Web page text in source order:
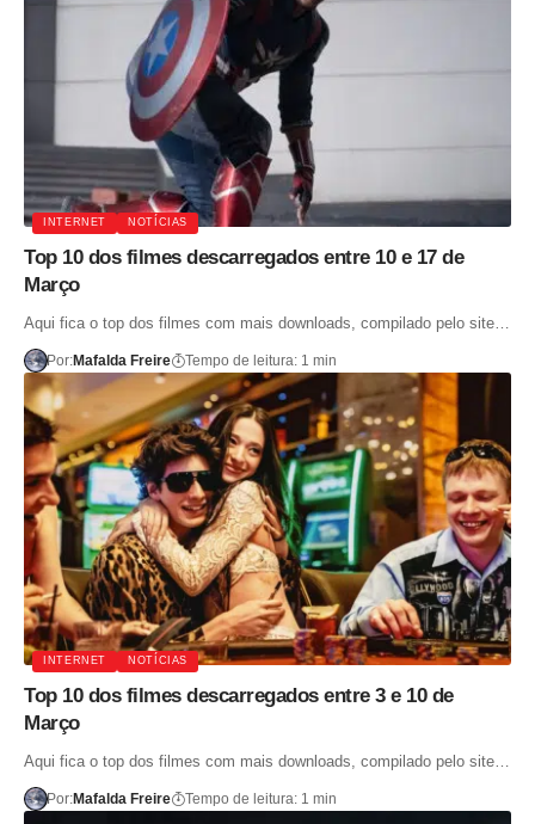
INTERNET NOTÍCIAS
Top 10 dos filmes descarregados entre 10 e 17 de
Março
Aqui fica o top dos filmes com mais downloads, compilado pelo site…
Por:Mafalda Freire Tempo de leitura: 1 min
INTERNET NOTÍCIAS
Top 10 dos filmes descarregados entre 3 e 10 de
Março
Aqui fica o top dos filmes com mais downloads, compilado pelo site…
Por:Mafalda Freire Tempo de leitura: 1 min